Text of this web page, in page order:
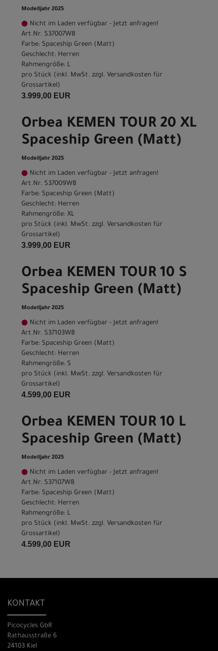
Modelljahr 2025
Nicht im Laden verfügbar - Jetzt anfragen!
Art.Nr. S37007W8
Farbe: Spaceship Green (Matt)
Geschlecht: Herren
Rahmengröße: L
pro Stück (inkl. MwSt. zzgl. Versandkosten für
Grossartikel )
3.999,00 EUR
Orbea KEMEN TOUR 20 XL
Spaceship Green (Matt)
Modelljahr 2025
Nicht im Laden verfügbar - Jetzt anfragen!
Art.Nr. S37009W8
Farbe: Spaceship Green (Matt)
Geschlecht: Herren
Rahmengröße: XL
pro Stück (inkl. MwSt. zzgl. Versandkosten für
Grossartikel )
3.999,00 EUR
Orbea KEMEN TOUR 10 S
Spaceship Green (Matt)
Modelljahr 2025
Nicht im Laden verfügbar - Jetzt anfragen!
Art.Nr. S37103W8
Farbe: Spaceship Green (Matt)
Geschlecht: Herren
Rahmengröße: S
pro Stück (inkl. MwSt. zzgl. Versandkosten für
Grossartikel )
4.599,00 EUR
Orbea KEMEN TOUR 10 L
Spaceship Green (Matt)
Modelljahr 2025
Nicht im Laden verfügbar - Jetzt anfragen!
Art.Nr. S37107W8
Farbe: Spaceship Green (Matt)
Geschlecht: Herren
Rahmengröße: L
pro Stück (inkl. MwSt. zzgl. Versandkosten für
Grossartikel )
4.599,00 EUR
KONTAKT
Picocycles GbR
Rathausstraße 6
24103 Kiel